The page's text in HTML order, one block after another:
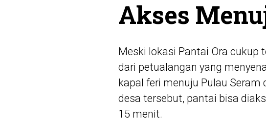
Akses
Meski lokasi Pantai Ora cukup
dari petualangan yang
kapal feri menuju Pulau Seram
desa tersebut, pantai bisa
15 menit.